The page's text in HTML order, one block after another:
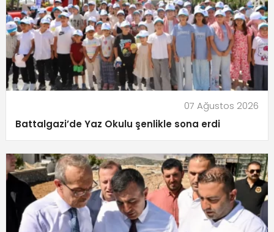
07 Ağustos 2026
Battalgazi’de Yaz Okulu şenlikle sona erdi